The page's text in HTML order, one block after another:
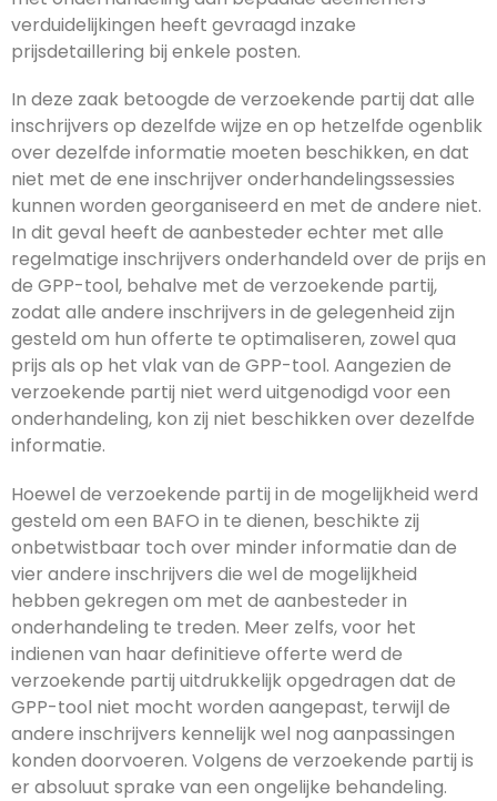
verduidelijkingen heeft gevraagd inzake
prijsdetaillering bij enkele posten.
In deze zaak betoogde de verzoekende partij dat alle
inschrijvers op dezelfde wijze en op hetzelfde ogenblik
over dezelfde informatie moeten beschikken, en dat
niet met de ene inschrijver onderhandelingssessies
kunnen worden georganiseerd en met de andere niet.
In dit geval heeft de aanbesteder echter met alle
regelmatige inschrijvers onderhandeld over de prijs en
de GPP-tool, behalve met de verzoekende partij,
zodat alle andere inschrijvers in de gelegenheid zijn
gesteld om hun offerte te optimaliseren, zowel qua
prijs als op het vlak van de GPP-tool. Aangezien de
verzoekende partij niet werd uitgenodigd voor een
onderhandeling, kon zij niet beschikken over dezelfde
informatie.
Hoewel de verzoekende partij in de mogelijkheid werd
gesteld om een BAFO in te dienen, beschikte zij
onbetwistbaar toch over minder informatie dan de
vier andere inschrijvers die wel de mogelijkheid
hebben gekregen om met de aanbesteder in
onderhandeling te treden. Meer zelfs, voor het
indienen van haar definitieve offerte werd de
verzoekende partij uitdrukkelijk opgedragen dat de
GPP-tool niet mocht worden aangepast, terwijl de
andere inschrijvers kennelijk wel nog aanpassingen
konden doorvoeren. Volgens de verzoekende partij is
er absoluut sprake van een ongelijke behandeling.